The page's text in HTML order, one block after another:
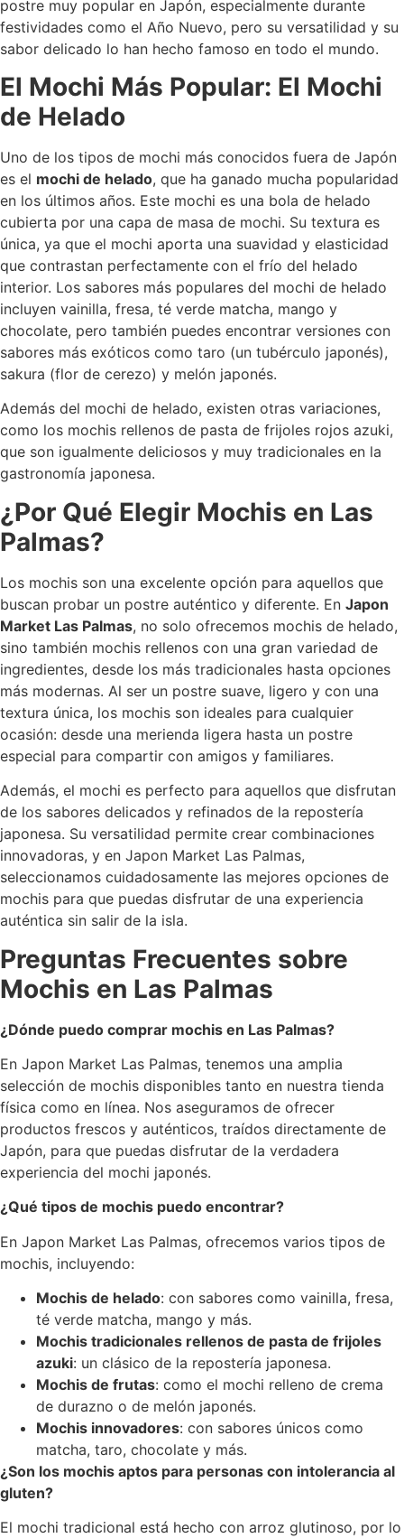
postre muy popular en Japón, especialmente durante
festividades como el Año Nuevo, pero su versatilidad y su
sabor delicado lo han hecho famoso en todo el mundo.
El Mochi Más Popular: El Mochi
de Helado
Uno de los tipos de mochi más conocidos fuera de Japón
es el mochi de helado, que ha ganado mucha popularidad
en los últimos años. Este mochi es una bola de helado
cubierta por una capa de masa de mochi. Su textura es
única, ya que el mochi aporta una suavidad y elasticidad
que contrastan perfectamente con el frío del helado
interior. Los sabores más populares del mochi de helado
incluyen vainilla, fresa, té verde matcha, mango y
chocolate, pero también puedes encontrar versiones con
sabores más exóticos como taro (un tubérculo japonés),
sakura (flor de cerezo) y melón japonés.
Además del mochi de helado, existen otras variaciones,
como los mochis rellenos de pasta de frijoles rojos azuki,
que son igualmente deliciosos y muy tradicionales en la
gastronomía japonesa.
¿Por Qué Elegir Mochis en Las
Palmas?
Los mochis son una excelente opción para aquellos que
buscan probar un postre auténtico y diferente. En Japon
Market Las Palmas, no solo ofrecemos mochis de helado,
sino también mochis rellenos con una gran variedad de
ingredientes, desde los más tradicionales hasta opciones
más modernas. Al ser un postre suave, ligero y con una
textura única, los mochis son ideales para cualquier
ocasión: desde una merienda ligera hasta un postre
especial para compartir con amigos y familiares.
Además, el mochi es perfecto para aquellos que disfrutan
de los sabores delicados y refinados de la repostería
japonesa. Su versatilidad permite crear combinaciones
innovadoras, y en Japon Market Las Palmas,
seleccionamos cuidadosamente las mejores opciones de
mochis para que puedas disfrutar de una experiencia
auténtica sin salir de la isla.
Preguntas Frecuentes sobre
Mochis en Las Palmas
¿Dónde puedo comprar mochis en Las Palmas?
En Japon Market Las Palmas, tenemos una amplia
selección de mochis disponibles tanto en nuestra tienda
física como en línea. Nos aseguramos de ofrecer
productos frescos y auténticos, traídos directamente de
Japón, para que puedas disfrutar de la verdadera
experiencia del mochi japonés.
¿Qué tipos de mochis puedo encontrar?
En Japon Market Las Palmas, ofrecemos varios tipos de
mochis, incluyendo:
Mochis de helado: con sabores como vainilla, fresa,
té verde matcha, mango y más.
Mochis tradicionales rellenos de pasta de frijoles
azuki: un clásico de la repostería japonesa.
Mochis de frutas: como el mochi relleno de crema
de durazno o de melón japonés.
Mochis innovadores: con sabores únicos como
matcha, taro, chocolate y más.
¿Son los mochis aptos para personas con intolerancia al
gluten?
El mochi tradicional está hecho con arroz glutinoso, por lo